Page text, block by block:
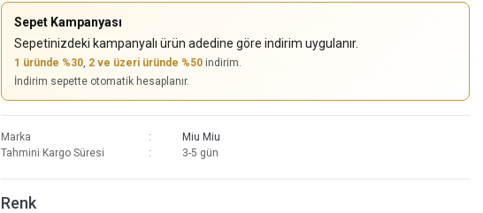
Sepet Kampanyası
Sepetinizdeki kampanyalı ürün adedine göre indirim uygulanır.
1 üründe %30, 2 ve üzeri üründe %50indirim.
İndirim sepette otomatik hesaplanır.
Marka
Miu Miu
Tahmini Kargo Süresi
3-5 gün
Renk